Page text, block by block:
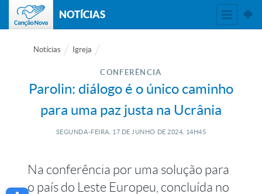
NOTÍCIAS
Notícias Igreja
CONFERÊNCIA
Parolin: diálogo é o único caminho
para uma paz justa na Ucrânia
SEGUNDA-FEIRA, 17 DE JUNHO DE 2024, 14H45
Na conferência por uma solução para
o país do Leste Europeu, concluída no